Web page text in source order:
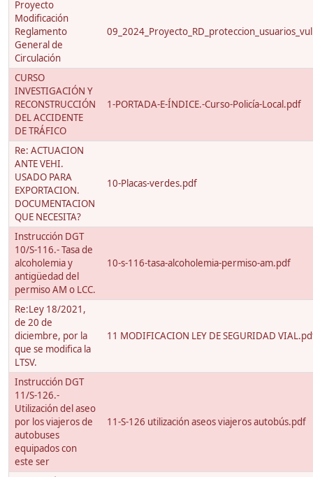
Proyecto
Modificación
Reglamento
General de
Circulación
CURSO
INVESTIGACIÓN Y
RECONSTRUCCIÓN
DEL ACCIDENTE
DE TRÁFICO
1-PORTADA-E-ÍNDICE.-Curso-Policía-Local.pdf
Re: ACTUACION
ANTE VEHI.
USADO PARA
EXPORTACION.
DOCUMENTACION
QUE NECESITA?
10-Placas-verdes.pdf
Instrucción DGT
10/S-116.- Tasa de
alcoholemia y
antigüedad del
permiso AM o LCC.
10-s-116-tasa-alcoholemia-permiso-am.pdf
Re:Ley 18/2021,
de 20 de
diciembre, por la
que se modifica la
LTSV.
11 MODIFICACION LEY DE SEGURIDAD
Instrucción DGT
11/S-126.-
Utilización del aseo
por los viajeros de
autobuses
equipados con
este ser
11-S-126 utilización aseos viajeros autobús.pdf